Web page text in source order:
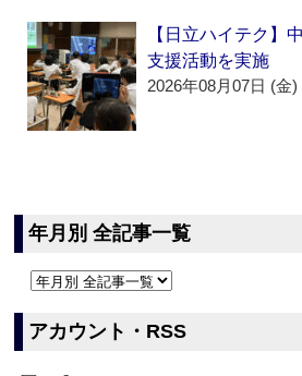
【日立ハイテク】
支援活動を実施
2026年08月07日 (金)
年月別 全記事一覧
アカウント・RSS